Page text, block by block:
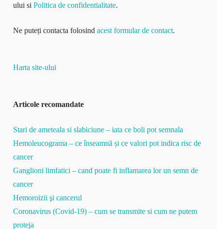
ului si Politica de confidentialitate.
Ne puteți contacta folosind acest formular de contact.
Harta site-ului
Articole recomandate
Stari de ameteala si slabiciune – iata ce boli pot semnala
Hemoleucograma – ce înseamnă și ce valori pot indica risc de
cancer
Ganglioni limfatici – cand poate fi inflamarea lor un semn de
cancer
Hemoroizii şi cancerul
Coronavirus (Covid-19) – cum se transmite si cum ne putem
proteja